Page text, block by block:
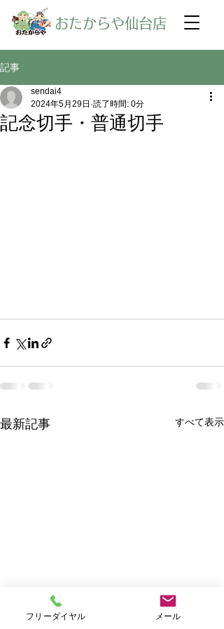
​おたからや仙台店
記事
記念切手・普通切手
sendai4
2024年5月29日 読了時間: 0分
最新記事 すべて表示
フリーダイヤル メール